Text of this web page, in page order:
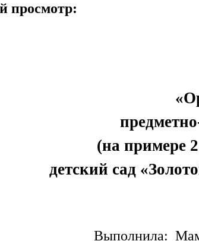
просмотр:
(на
детский сад
Выполнила: